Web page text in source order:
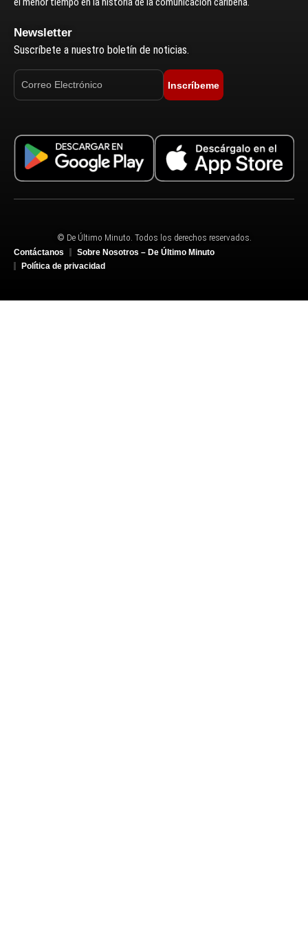
Newsletter
Suscríbete a nuestro boletín de noticias.
Inscríbeme
© De Último Minuto. Todos los derechos reservados.
Contáctanos
Sobre Nosotros – De Último Minuto
Política de privacidad